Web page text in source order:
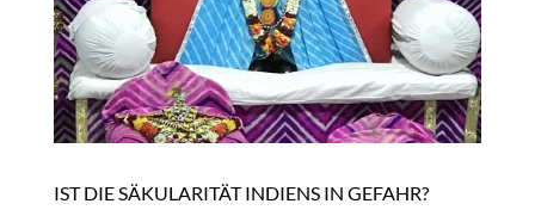
IST DIE SÄKULARITÄT INDIENS IN GEFAHR?